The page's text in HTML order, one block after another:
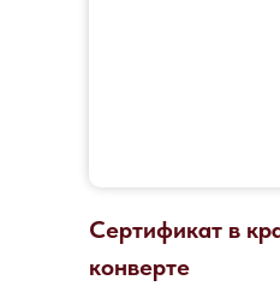
Сертификат в
конверте